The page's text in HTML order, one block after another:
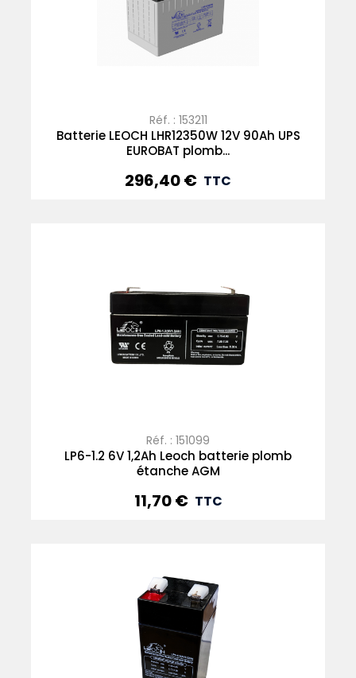
Réf. : 153211
Batterie LEOCH LHR12350W 12V 90Ah UPS
EUROBAT plomb...
Prix
296,40 € TTC
Réf. : 151099
LP6-1.2 6V 1,2Ah Leoch batterie plomb
étanche AGM
Prix
11,70 € TTC